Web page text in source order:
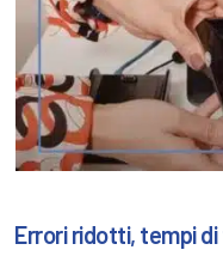
Errori ridotti, tempi